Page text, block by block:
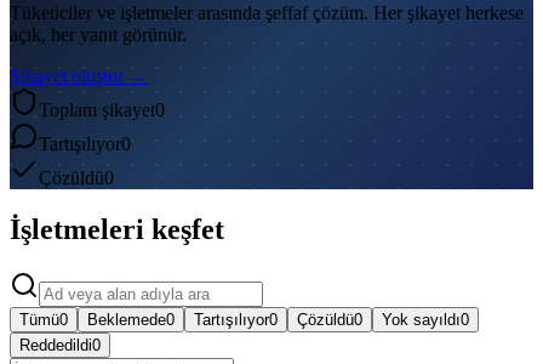
Tüketiciler ve işletmeler arasında şeffaf çözüm. Her şikayet herkese
açık, her yanıt görünür.
Şikayet oluştur →
Toplam şikayet0
Tartışılıyor0
Çözüldü0
İşletmeleri keşfet
Tümü0 Beklemede0 Tartışılıyor0 Çözüldü0 Yok sayıldı0
Reddedildi0